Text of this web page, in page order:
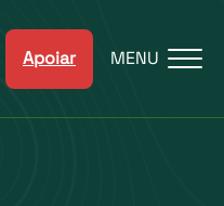
Apoiar MENU